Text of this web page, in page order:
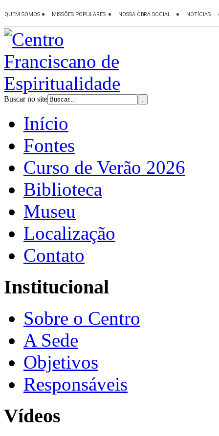
Buscar no site
Início
Fontes
Curso de Verão 2026
Biblioteca
Museu
Localização
Contato
Institucional
Sobre o Centro
A Sede
Objetivos
Responsáveis
Vídeos